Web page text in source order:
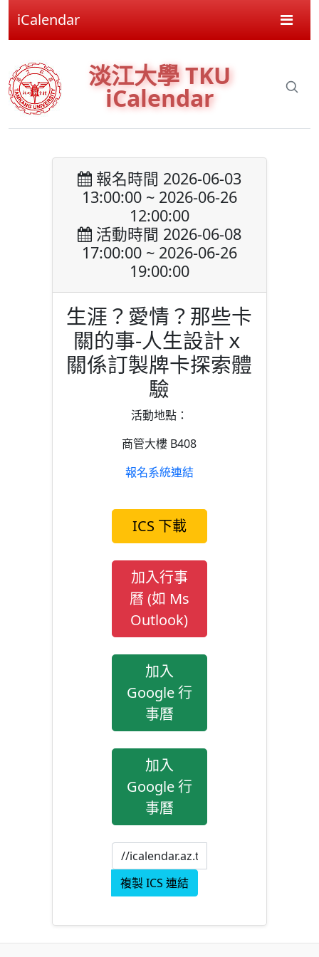
iCalendar
淡江大學 TKU
iCalendar
報名時間 2026-06-03
13:00:00 ~ 2026-06-26
12:00:00
活動時間 2026-06-08
17:00:00 ~ 2026-06-26
19:00:00
生涯？愛情？那些卡
關的事-人生設計ｘ
關係訂製牌卡探索體
驗
活動地點：
商管大樓 B408
報名系統連結
ICS 下載
加入行事
曆 (如 Ms
Outlook)
加入
Google 行
事曆
加入
Google 行
事曆
複製 ICS 連結